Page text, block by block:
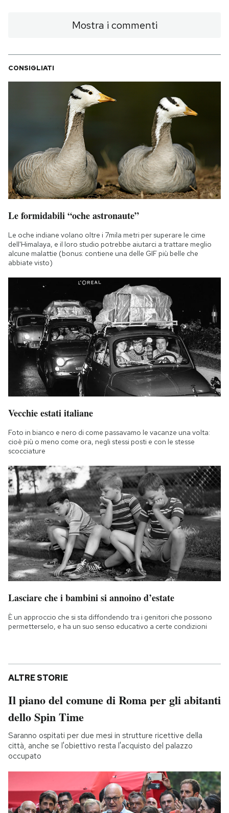
Mostra i commenti
CONSIGLIATI
Le formidabili “oche astronaute”
Le oche indiane volano oltre i 7mila metri per superare le cime
dell'Himalaya, e il loro studio potrebbe aiutarci a trattare meglio
alcune malattie (bonus: contiene una delle GIF più belle che
abbiate visto)
Vecchie estati italiane
Foto in bianco e nero di come passavamo le vacanze una volta:
cioè più o meno come ora, negli stessi posti e con le stesse
scocciature
Lasciare che i bambini si annoino d’estate
È un approccio che si sta diffondendo tra i genitori che possono
permetterselo, e ha un suo senso educativo a certe condizioni
ALTRE STORIE
Il piano del comune di Roma per gli abitanti
dello Spin Time
Saranno ospitati per due mesi in strutture ricettive della
città, anche se l'obiettivo resta l'acquisto del palazzo
occupato